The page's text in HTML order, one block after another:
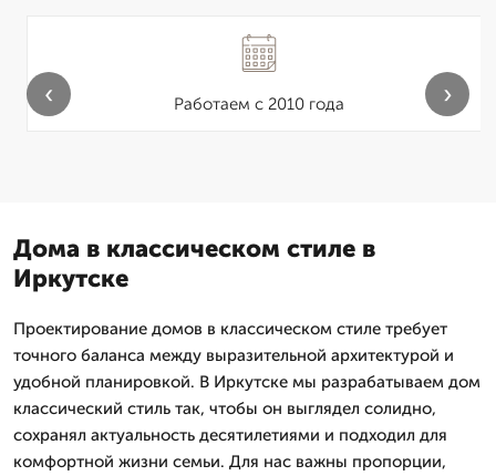
Работаем с 2010 года
‹ ›
Дома в классическом стиле в
Иркутске
Проектирование домов в классическом стиле требует
точного баланса между выразительной архитектурой и
удобной планировкой. В Иркутске мы разрабатываем дом
классический стиль так, чтобы он выглядел солидно,
сохранял актуальность десятилетиями и подходил для
комфортной жизни семьи. Для нас важны пропорции,